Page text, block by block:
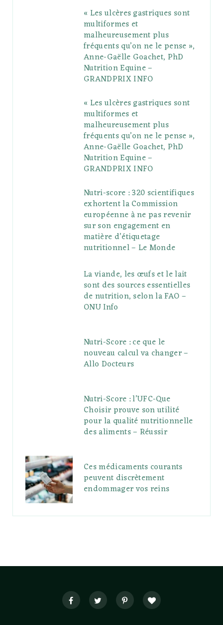
e
P
l
s
g
r
a
m
r
e
s
r
« Les ulcères gastriques sont
multiformes et
malheureusement plus
fréquents qu’on ne le pense »,
Anne-Gaëlle Goachet, PhD
Nutrition Equine –
GRANDPRIX INFO
« Les ulcères gastriques sont
multiformes et
malheureusement plus
fréquents qu’on ne le pense »,
Anne-Gaëlle Goachet, PhD
Nutrition Equine –
GRANDPRIX INFO
Nutri-score : 320 scientifiques
exhortent la Commission
européenne à ne pas revenir
sur son engagement en
matière d’étiquetage
nutritionnel – Le Monde
La viande, les œufs et le lait
sont des sources essentielles
de nutrition, selon la FAO –
ONU Info
Nutri-Score : ce que le
nouveau calcul va changer –
Allo Docteurs
Nutri-Score : l’UFC-Que
Choisir prouve son utilité
pour la qualité nutritionnelle
des aliments – Réussir
Ces médicaments courants
peuvent discrètement
endommager vos reins